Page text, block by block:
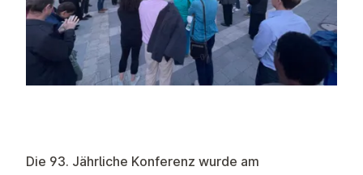
Die 93. Jährliche Konferenz wurde am